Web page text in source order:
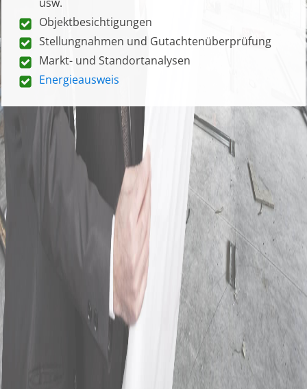
Objektbesichtigungen
Stellungnahmen und Gutachtenüberprüfung
Markt- und Standortanalysen
Energieausweis